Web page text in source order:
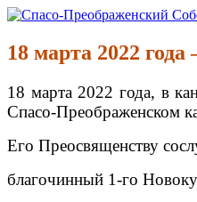
Перейти
содержимому
Спасо-Преображенский Собор
Спасо-Преображенский
18 марта 2022
18 марта 2022 года, в
Спасо-Преображенском
Его Преосвященству
благочинный 1-го